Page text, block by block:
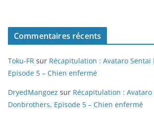
Commentaires récents
Toku-FR sur Récapitulation : Avataro
Episode 5 – Chien enfermé
DryedMangoez sur Récapitulation : Avataro
Donbrothers, Episode 5 – Chien enfermé